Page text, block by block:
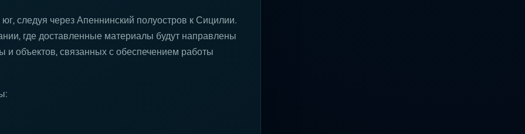
следуя через Апеннинский полуостров к Сицилии.
где доставленные материалы будут направлены
и объектов, связанных с обеспечением работы